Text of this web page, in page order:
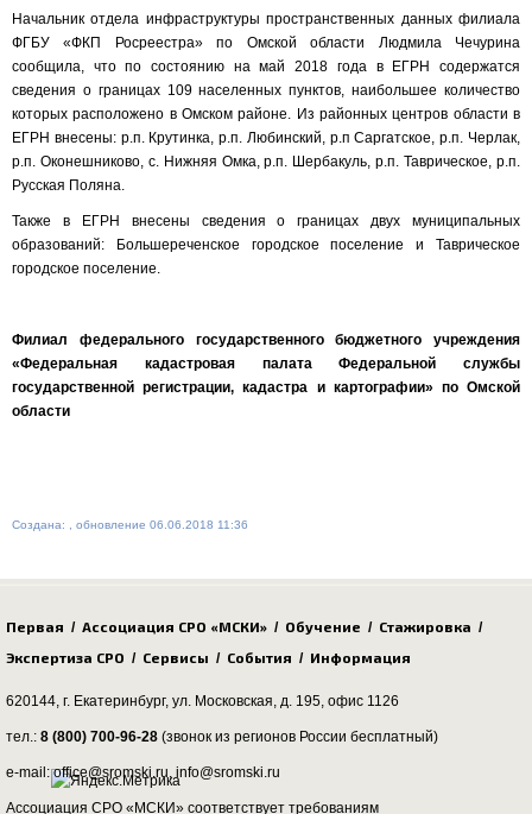
Начальник отдела инфраструктуры пространственных данных филиала
ФГБУ «ФКП Росреестра» по Омской области Людмила Чечурина
сообщила, что по состоянию на май 2018 года в ЕГРН содержатся
сведения о границах 109 населенных пунктов, наибольшее количество
которых расположено в Омском районе. Из районных центров области в
ЕГРН внесены: р.п. Крутинка, р.п. Любинский, р.п Саргатское, р.п. Черлак,
р.п. Оконешниково, с. Нижняя Омка, р.п. Шербакуль, р.п. Таврическое, р.п.
Русская Поляна.
Также в ЕГРН внесены сведения о границах двух муниципальных
образований: Большереченское городское поселение и Таврическое
городское поселение.
Филиал федерального государственного бюджетного учреждения
«Федеральная кадастровая палата Федеральной службы
государственной регистрации, кадастра и картографии» по Омской
области
Создана: , обновление 06.06.2018 11:36
Первая / Ассоциация СРО «МСКИ» / Обучение / Стажировка /
Экспертиза СРО / Сервисы / События / Информация
620144, г. Екатеринбург, ул. Московская, д. 195, офис 1126
тел.: 8 (800) 700-96-28 (звонок из регионов России бесплатный)
e-mail: office@sromski.ru, info@sromski.ru
Ассоциация СРО «МСКИ» соответствует требованиям